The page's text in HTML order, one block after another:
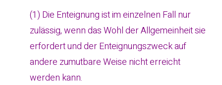
(1) Die Enteignung ist im einzelnen Fall nur
zulässig, wenn das Wohl der Allgemeinheit sie
erfordert und der Enteignungszweck auf
andere zumutbare Weise nicht erreicht
werden kann.